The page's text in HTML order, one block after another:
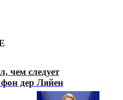
чем следует
дер Ляйен